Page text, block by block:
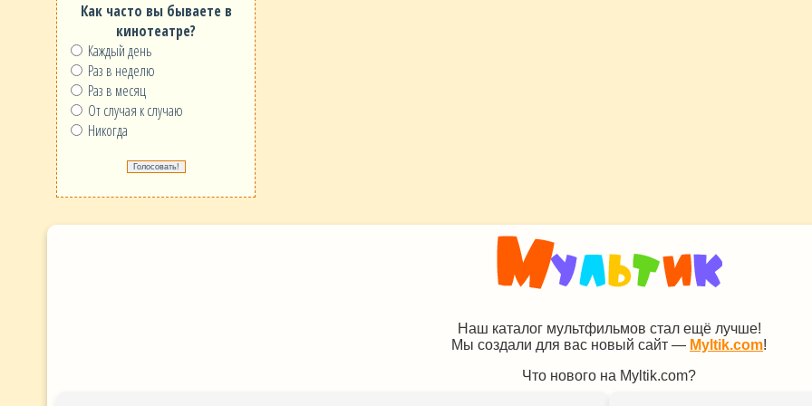
Как часто вы бываете в
кинотеатре?
Каждый день
Раз в неделю
Раз в месяц
От случая к случаю
Никогда
Наш каталог мультфильмов стал ещё лучше!
Мы создали для вас новый сайт — Myltik.com!
Что нового на Myltik.com?